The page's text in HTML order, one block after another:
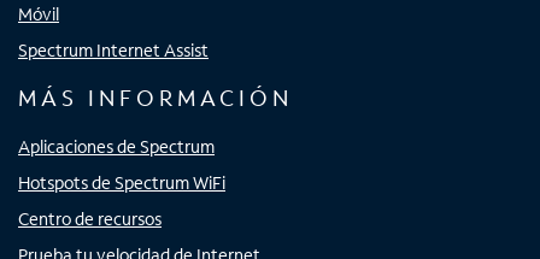
Móvil
Spectrum Internet Assist
MÁS INFORMACIÓN
Aplicaciones de Spectrum
Hotspots de Spectrum WiFi
Centro de recursos